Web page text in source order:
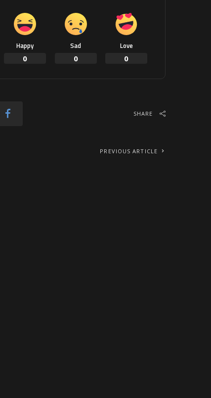
Love
0
Sad
0
Happy
0
SHARE
PREVIOUS ARTICLE